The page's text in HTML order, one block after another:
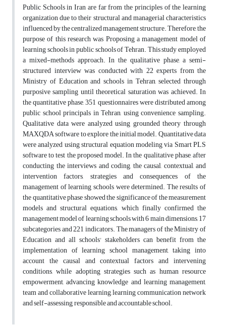
Public Schools in Iran are far from the principles of the learning
organization due to their structural and managerial characteristics
influenced by the centralized management structure. Therefore, the
purpose of this research was Proposing a management model of
learning schools in public schools of Tehran.This study employed
a mixed-methods approach. In the qualitative phase, a semi-
structured interview was conducted with 22 experts from the
Ministry of Education and schools in Tehran, selected through
purposive sampling until theoretical saturation was achieved. In
the quantitative phase, 351 questionnaires were distributed among
public school principals in Tehran, using convenience sampling.
Qualitative data were analyzed using grounded theory through
MAXQDA software to explore the initial model. Quantitative data
were analyzed using structural equation modeling via Smart PLS
software to test the proposed model. In the qualitative phase, after
conducting the interviews and coding, the causal, contextual, and
intervention factors, strategies and consequences of the
management of learning schools were determined. The results of
the quantitative phase showed the significance of the measurement
models and structural equations, which finally confirmed the
management model of learning schools with 6 main dimensions, 17
subcategories and 221 indicators. The managers of the Ministry of
Education and all schools' stakeholders can benefit from the
implementation of learning school management, taking into
account the causal and contextual factors and intervening
conditions, while adopting strategies such as human resource
empowerment, advancing knowledge and learning management,
team and collaborative learning, learning communication network
and self-assessing, responsible and accountable school.